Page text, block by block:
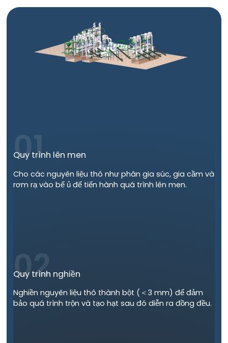
01
Quy trình lên men
Cho các nguyên liệu thô như phân gia súc, gia cầm và
rơm rạ vào bể ủ để tiến hành quá trình lên men.
02
Quy trình nghiền
Nghiền nguyên liệu thô thành bột (＜3 mm) để đảm
bảo quá trình trộn và tạo hạt sau đó diễn ra đồng đều.